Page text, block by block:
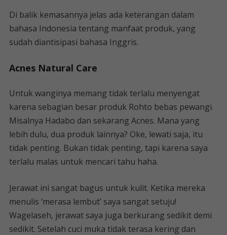
Di balik kemasannya jelas ada keterangan dalam
bahasa Indonesia tentang manfaat produk, yang
sudah diantisipasi bahasa Inggris.
Acnes Natural Care
Untuk wanginya memang tidak terlalu menyengat
karena sebagian besar produk Rohto bebas pewangi.
Misalnya Hadabo dan sekarang Acnes. Mana yang
lebih dulu, dua produk lainnya? Oke, lewati saja, itu
tidak penting. Bukan tidak penting, tapi karena saya
terlalu malas untuk mencari tahu haha.
Jerawat ini sangat bagus untuk kulit. Ketika mereka
menulis ‘merasa lembut’ saya sangat setuju!
Wagelaseh, jerawat saya juga berkurang sedikit demi
sedikit. Setelah cuci muka tidak terasa kering dan